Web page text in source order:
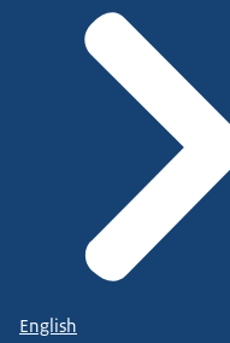
English